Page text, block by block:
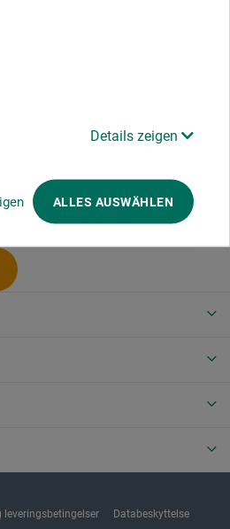
Details zeigen
ALLES AUSWÄHLEN
leveringsbetingelser Databeskyttelse